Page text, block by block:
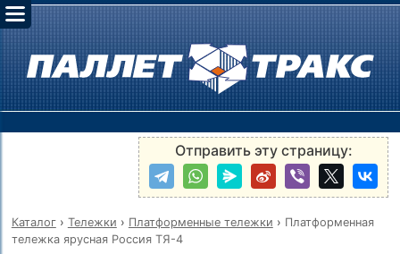
Отправить эту страницу:
Каталог› Тележки › Платформенные тележки › Платформенная
тележка ярусная Россия ТЯ-4